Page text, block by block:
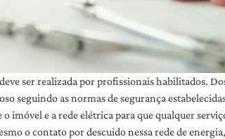
ser realizada por profissionais habilitados.
seguindo as normas de segurança
e a rede elétrica para que qualquer
o contato por descuido nessa rede de